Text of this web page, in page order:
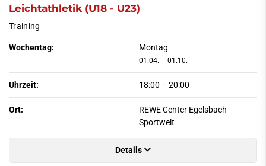
Leichtathletik (U18 - U23)
Training
Wochentag: Montag
01.04. – 01.10.
Uhrzeit: 18:00 – 20:00
Ort:
REWE Center Egelsbach
Sportwelt
Details